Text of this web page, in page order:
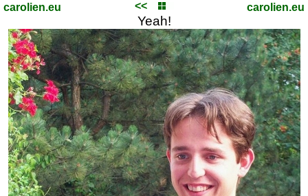
carolien.eu << carolien.eu
Yeah!